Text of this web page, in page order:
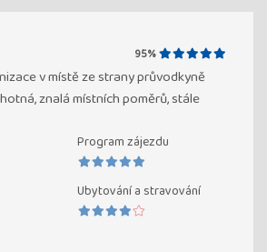
95%
v místě ze strany průvodkyně
znalá místních poměrů, stále
Program zájezdu
Ubytování a stravování